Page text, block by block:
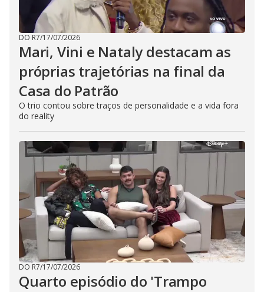
DO R7/17/07/2026
Mari, Vini e Nataly destacam as
próprias trajetórias na final da
Casa do Patrão
O trio contou sobre traços de personalidade e a vida fora
do reality
DO R7/17/07/2026
Quarto episódio do 'Trampo